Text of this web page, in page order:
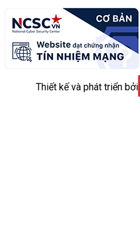
Thiết kế và phát triển bởi